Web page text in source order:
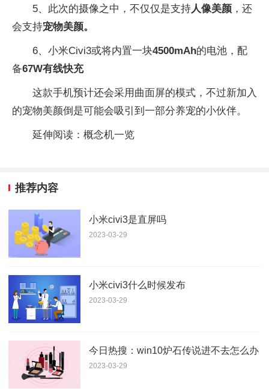
5、此次的摄像之中，不仅仅是支持人像美颜 ，还
会支持宠物美颜。
6、小米Civi3或将内置一块4500mAh的电池，配
备67W有线快充
这款手机预计还会采用曲面屏的模式，不过新加入
的宠物美颜倒是可能会吸引到一部分养宠的小伙伴。
延伸阅读：概念机一览
推荐内容
小米civi3是直屏吗
2023-03-29
小米civi3什么时候发布
2023-03-29
今日热搜：win10炉石传说进不去怎么办
2023-03-29